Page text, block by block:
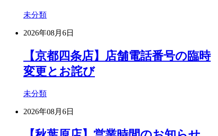
未分類
2026年08月6日
【京都四条店】店舗電話番号の臨時
変更とお詫び
未分類
2026年08月6日